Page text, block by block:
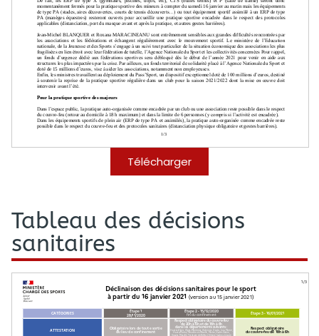
Télécharger
Tableau des décisions
sanitaires